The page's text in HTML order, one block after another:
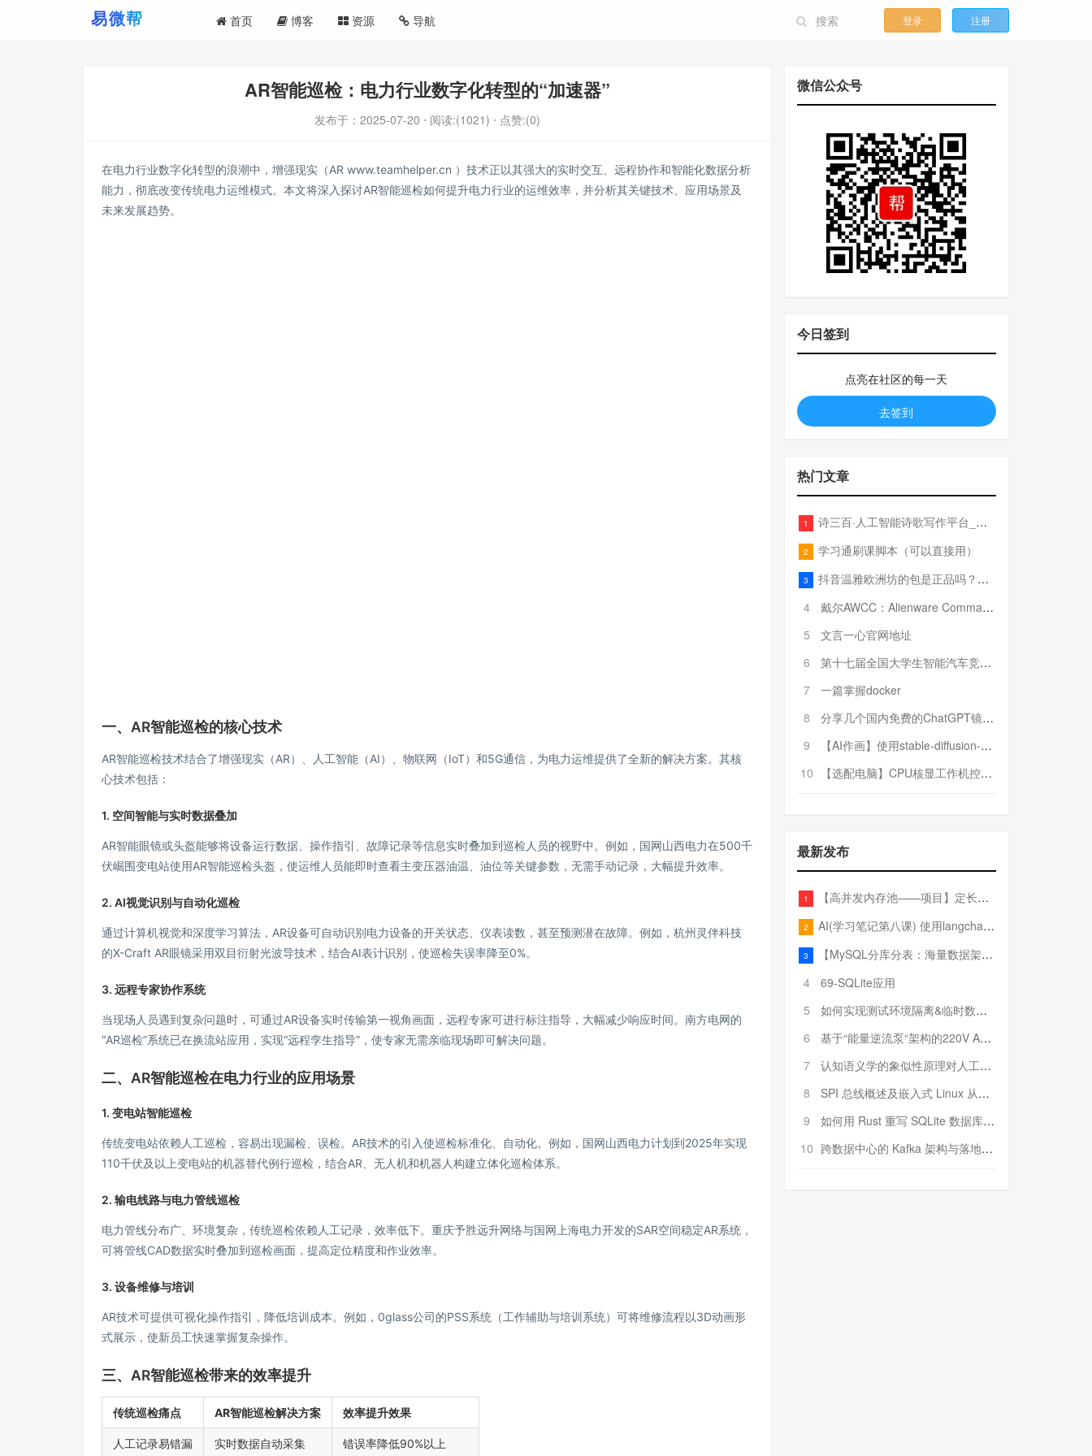
首页 博客 资源 导航 登录 注册
AR智能巡检：电力行业数字化转型的“加速器”
发布于： 2025-07-20 ⋅ 阅读:(1021) ⋅ 点赞:(0)
在电力行业数字化转型的浪潮中，增强现实（AR www.teamhelper.cn ）技术正以其强大的实时交互、远程协作和智能化数据分析
能力，彻底改变传统电力运维模式。本文将深入探讨AR智能巡检如何提升电力行业的运维效率，并分析其关键技术、应用场景及
未来发展趋势。
一、AR智能巡检的核心技术
AR智能巡检技术结合了增强现实（AR）、人工智能（AI）、物联网（IoT）和5G通信，为电力运维提供了全新的解决方案。其核
心技术包括：
1. 空间智能与实时数据叠加
AR智能眼镜或头盔能够将设备运行数据、操作指引、故障记录等信息实时叠加到巡检人员的视野中。例如，国网山西电力在500千
伏崛围变电站使用AR智能巡检头盔，使运维人员能即时查看主变压器油温、油位等关键参数，无需手动记录，大幅提升效率。
2. AI视觉识别与自动化巡检
通过计算机视觉和深度学习算法，AR设备可自动识别电力设备的开关状态、仪表读数，甚至预测潜在故障。例如，杭州灵伴科技
的X-Craft AR眼镜采用双目衍射光波导技术，结合AI表计识别，使巡检失误率降至0%。
3. 远程专家协作系统
当现场人员遇到复杂问题时，可通过AR设备实时传输第一视角画面，远程专家可进行标注指导，大幅减少响应时间。南方电网的
“AR巡检”系统已在换流站应用，实现“远程孪生指导”，使专家无需亲临现场即可解决问题。
二、AR智能巡检在电力行业的应用场景
1. 变电站智能巡检
传统变电站依赖人工巡检，容易出现漏检、误检。AR技术的引入使巡检标准化、自动化。例如，国网山西电力计划到2025年实现
110千伏及以上变电站的机器替代例行巡检，结合AR、无人机和机器人构建立体化巡检体系。
2. 输电线路与电力管线巡检
电力管线分布广、环境复杂，传统巡检依赖人工记录，效率低下。重庆予胜远升网络与国网上海电力开发的SAR空间稳定AR系统，
可将管线CAD数据实时叠加到巡检画面，提高定位精度和作业效率。
3. 设备维修与培训
AR技术可提供可视化操作指引，降低培训成本。例如，0glass公司的PSS系统（工作辅助与培训系统）可将维修流程以3D动画形
式展示，使新员工快速掌握复杂操作。
三、AR智能巡检带来的效率提升
传统巡检痛点 AR智能巡检解决方案 效率提升效果
人工记录易错漏 实时数据自动采集 错误率降低90%以上
微信公众号
今日签到
点亮在社区的每一天
去签到
热门文章
1 诗三百·人工智能诗歌写作平台_在线作诗机_藏头诗生成器_电脑对联_姓名作诗
2 学习通刷课脚本（可以直接用）
3
抖音温雅欧洲坊的包是正品吗？温雅卖的包为啥那么便宜？
4
戴尔AWCC：Alienware Command Center 故障排除方法，里面附有超全详解呦，快来快来，欢迎观看~
5
文言一心官网地址
6
第十七届全国大学生智能汽车竞赛全国总决赛参赛队伍奖项公告
7
一篇掌握docker
8
分享几个国内免费的ChatGPT镜像网址(亲测有效-4月25日更新)
9
【AI作画】使用stable-diffusion-webui搭建AI作画平台
10
【选配电脑】CPU核显工作机控制预算5000
最新发布
1 【高并发内存池——项目】定长内存池——开胃小菜
2 AI(学习笔记第八课) 使用langchain的embedding models
3
【MySQL分库分表：海量数据架构的终极解决方案】
4
69-SQLite应用
5
如何实现测试环境隔离&临时数据库（pytest+SQLite）
6
基于“能量逆流泵“架构的220V AC至20V DC 300W高效电源设计
7
认知语义学的象似性原理对人工智能自然语言处理深层语义分析的影响与启示
8
SPI 总线概述及嵌入式 Linux 从属 SPI 设备驱动程序开发（第二部分，实践）
9
如何用 Rust 重写 SQLite 数据库（二）:是否有市场空间？
10 跨数据中心的 Kafka 架构与落地实战